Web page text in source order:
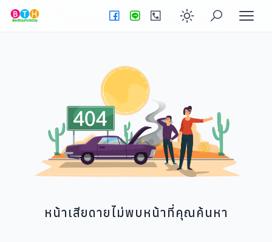
Enable dark
หน้าเสียดายไม่พบหน้าที่คุณค้นหา